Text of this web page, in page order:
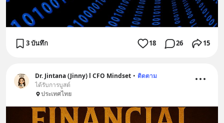
3 บันทึก 18 26 15
Dr. Jintana (Jinny) l CFO Mindset • ติดตาม
ได้รับการบูสต์
ประเทศไทย